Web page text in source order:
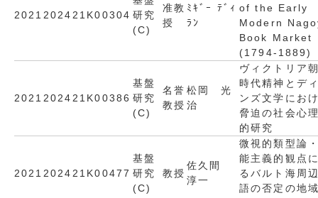
2021 2024 21K00304 研究
(C)
准教
授
ﾐｷﾞｰ ﾃﾞｨ
ﾗﾝ
of the Early
Modern
Book Market
(1794-1889)
2021 2024 21K00386
基盤
研究
(C)
名誉
教授
松岡 光
治
ヴィクトリア
時代精神とデ
ンズ文学にお
脅迫の社会心
的研究
2021 2024 21K00477
基盤
研究
(C)
教授
佐久間
淳一
微視的類型論
能主義的観点
るバルト海周
語の否定の地